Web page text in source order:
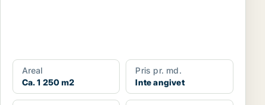
Areal
Ca. 1 250 m2
Pris pr. md.
Inte angivet